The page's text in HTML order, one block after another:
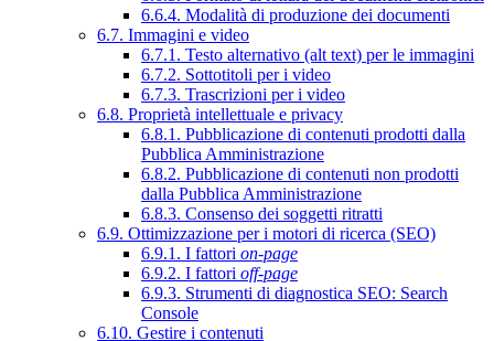
6.6.4. Modalità di produzione dei documenti
6.7. Immagini e video
6.7.1. Testo alternativo (alt text) per le immagini
6.7.2. Sottotitoli per i video
6.7.3. Trascrizioni per i video
6.8. Proprietà intellettuale e privacy
6.8.1. Pubblicazione di contenuti prodotti dalla
Pubblica Amministrazione
6.8.2. Pubblicazione di contenuti non prodotti
dalla Pubblica Amministrazione
6.8.3. Consenso dei soggetti ritratti
6.9. Ottimizzazione per i motori di ricerca (SEO)
6.9.1. I fattori on-page
6.9.2. I fattori off-page
6.9.3. Strumenti di diagnostica SEO: Search
Console
6.10. Gestire i contenuti